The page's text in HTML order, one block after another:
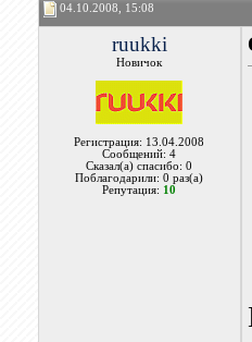
04.10.2008, 15:08
ruukki
Новичок
Регистрация: 13.04.2008
Сообщений: 4
Сказал(а) спасибо: 0
Поблагодарили: 0 раз(а)
Репутация: 10